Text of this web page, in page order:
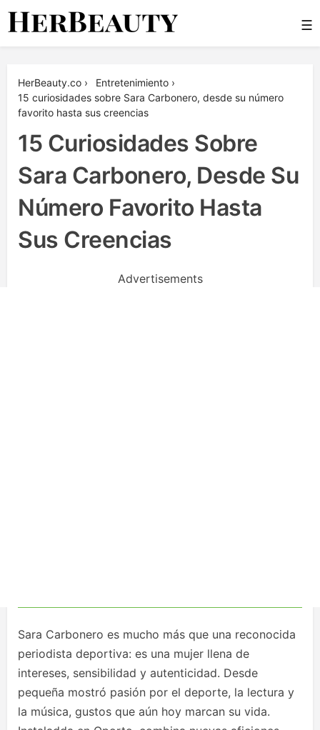
Skip
☰
HerBeauty.co › Entretenimiento ›
15 curiosidades sobre Sara Carbonero, desde su número
favorito hasta sus creencias
15 Curiosidades Sobre
Sara Carbonero, Desde Su
Número Favorito Hasta
Sus Creencias
Advertisements
Sara Carbonero es mucho más que una reconocida
periodista deportiva: es una mujer llena de
intereses, sensibilidad y autenticidad. Desde
pequeña mostró pasión por el deporte, la lectura y
la música, gustos que aún hoy marcan su vida.